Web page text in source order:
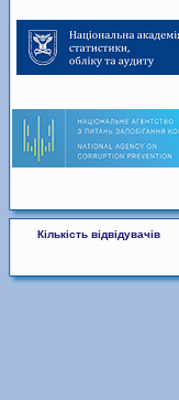
Кількість відвідувачів